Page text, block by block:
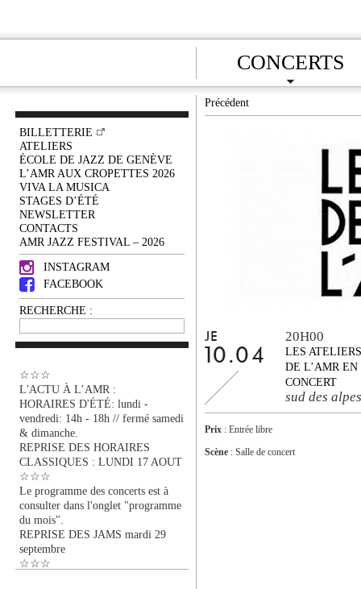
CONCERTS
BILLETTERIE
ATELIERS
ÉCOLE DE JAZZ DE GENÈVE
L’AMR AUX CROPETTES 2026
VIVA LA MUSICA
STAGES D’ÉTÉ
NEWSLETTER
CONTACTS
AMR JAZZ FESTIVAL – 2026
INSTAGRAM
FACEBOOK
RECHERCHE :
☆☆☆
L'ACTU À L’AMR :
HORAIRES D'ÉTÉ: lundi -
vendredi: 14h - 18h // fermé samedi
& dimanche.
REPRISE DES HORAIRES
CLASSIQUES : LUNDI 17 AOUT
☆☆☆
Le programme des concerts est à
consulter dans l'onglet "programme
du mois".
REPRISE DES JAMS mardi 29
septembre
☆☆☆
Précédent
JE
10.04
20H00
LES ATELIERS
DE L’AMR EN
CONCERT
sud des alpes
Prix : Entrée libre
Scène : Salle de concert